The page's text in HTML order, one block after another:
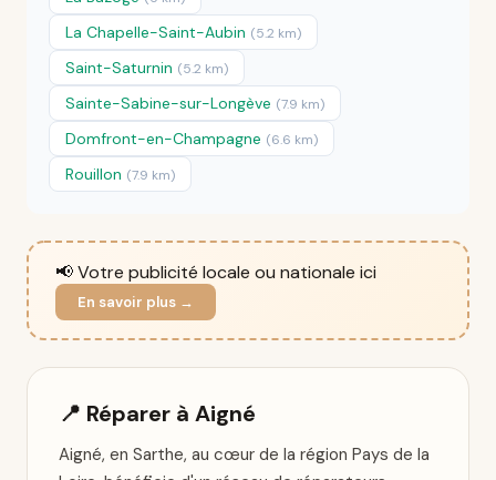
La Chapelle-Saint-Aubin (5.2 km)
Saint-Saturnin (5.2 km)
Sainte-Sabine-sur-Longève (7.9 km)
Domfront-en-Champagne (6.6 km)
Rouillon (7.9 km)
📢 Votre publicité locale ou nationale ici
En savoir plus →
📍 Réparer à Aigné
Aigné, en Sarthe, au cœur de la région Pays de la